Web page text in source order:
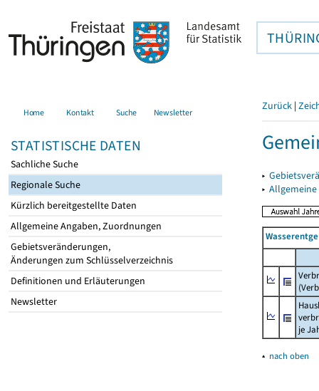
Home Kontakt Suche Newsletter
STATISTISCHE DATEN
Sachliche Suche
Regionale Suche
Kürzlich bereitgestellte Daten
Allgemeine Angaben, Zuordnungen
Gebietsveränderungen,
Änderungen zum Schlüsselverzeichnis
Definitionen und Erläuterungen
Newsletter
Zurück |
▸
▸
je
▴ nach oben